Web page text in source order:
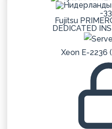
-
Fujitsu
DEDICATED
Xeon E-2236